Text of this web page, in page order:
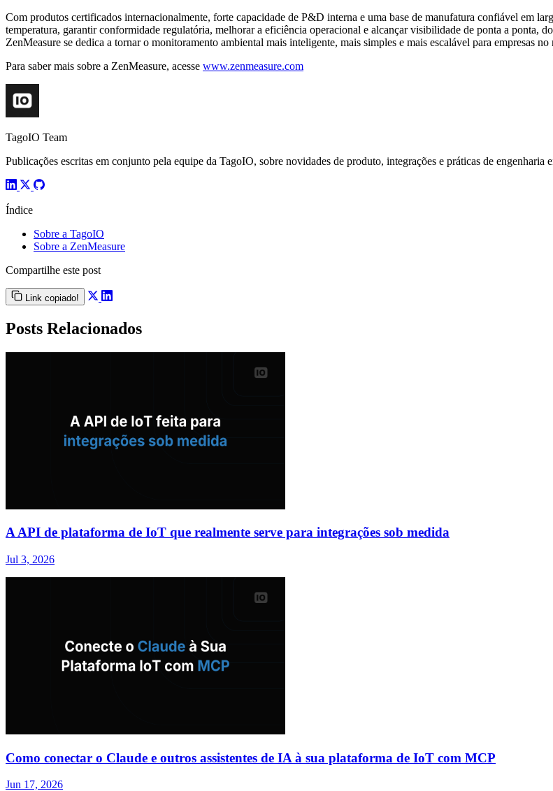
Com produtos certificados internacionalmente, forte capacidade de P&D interna e uma base de manufatura confiável em
temperatura, garantir conformidade regulatória, melhorar a eficiência operacional e alcançar visibilidade de ponta a ponta,
ZenMeasure se dedica a tornar o monitoramento ambiental mais inteligente, mais simples e mais escalável para empresas
Para saber mais sobre a ZenMeasure, acesse www.zenmeasure.com
TagoIO Team
Publicações escritas em conjunto pela equipe da TagoIO, sobre novidades de produto, integrações e práticas de engenharia
Índice
Sobre a TagoIO
Sobre a ZenMeasure
Compartilhe este post
Link copiado!
Posts Relacionados
A API de plataforma de IoT que realmente serve para integrações sob medida
Jul 3, 2026
Como conectar o Claude e outros assistentes de IA à sua plataforma de IoT com MCP
Jun 17, 2026